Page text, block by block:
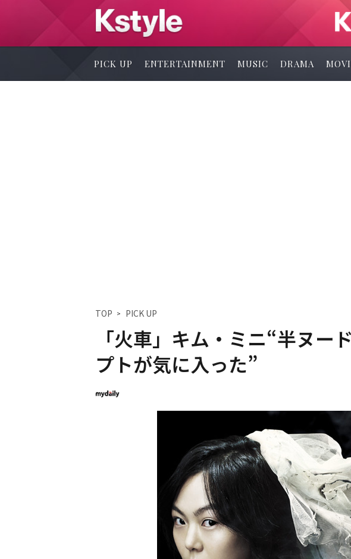
PICK UP ENTERTAINMENT MUSIC DRAMA
TOP PICK UP
「火車」キム・ミニ“半ヌー
プトが気に入った”